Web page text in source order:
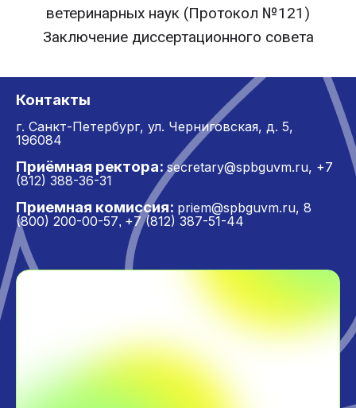
ветеринарных наук (Протокол №121)
Заключение диссертационного совета
Контакты
г. Санкт-Петербург, ул. Черниговская, д. 5,
196084
Приёмная ректора: secretary@spbguvm.ru, +7
(812) 388-36-31
Приемная комиссия: priem@spbguvm.ru, 8
(800) 200-00-57, +7 (812) 387-51-44